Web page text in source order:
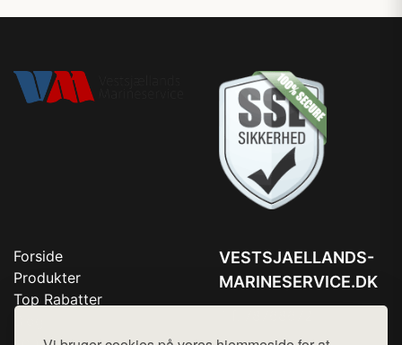
Forside
Produkter
Top Rabatter
VESTSJAELLANDS-
MARINESERVICE.DK